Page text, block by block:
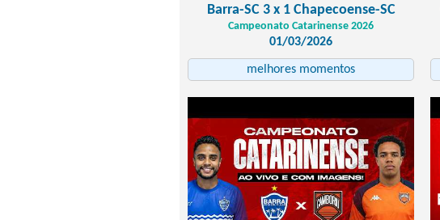
Barra-SC 3 x 1 Chapecoense-SC
Campeonato Catarinense 2026
01/03/2026
melhores momentos